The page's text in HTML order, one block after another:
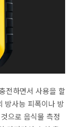
전하면서 사용을 할
방사능 피폭이나 방
으로 음식물 측정